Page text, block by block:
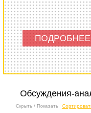
ПОДРОБНЕЕ
Обсуждения-
Скрыть / Показать